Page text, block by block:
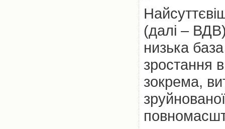
(далі –
низька
зростання
зокрема,